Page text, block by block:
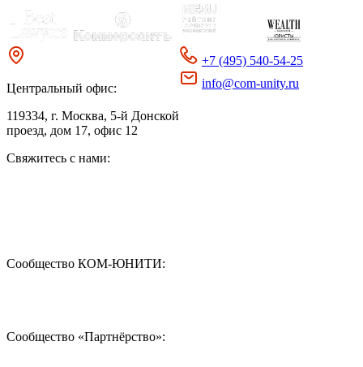
Центральный офис:
119334, г. Москва, 5-й Донской
проезд, дом 17, офис 12
+7 (495) 540-54-25
info@com-unity.ru
Свяжитесь с нами:
Сообщество КОМ-ЮНИТИ:
Сообщество «Партнёрство»: